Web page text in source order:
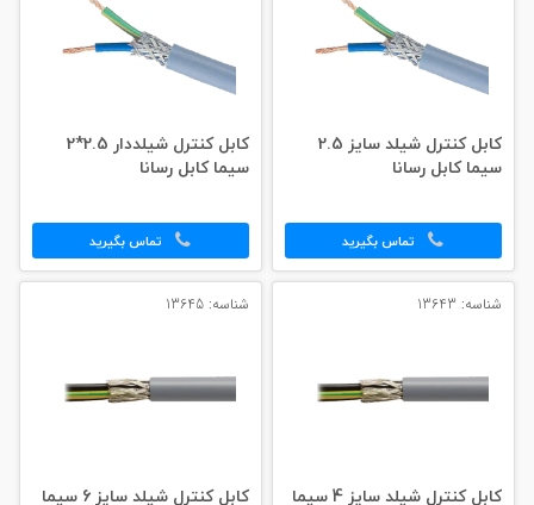
کابل کنترل شیلد سایز 2.5
سیما کابل رسانا
تماس بگیرید
کابل کنترل شیلددار 2.5*2
سیما کابل رسانا
تماس بگیرید
شناسه: 13643
کابل کنترل شیلد سایز 4 سیما
شناسه: 13645
کابل کنترل شیلد سایز 6 سیما